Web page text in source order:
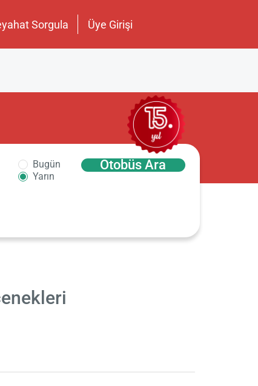
Sorgula Üye Girişi
Bugün
Yarın
Otobüs Ara